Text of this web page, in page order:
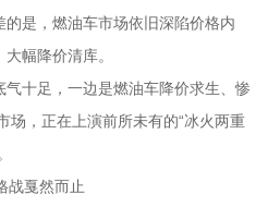
是，燃油车市场依旧深陷价格内
幅降价清库。
十足，一边是燃油车降价求生、惨
场，正在上演前所未有的“冰火两重
战戛然而止